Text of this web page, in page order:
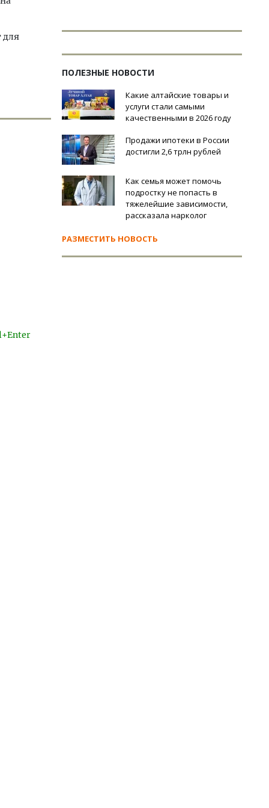
для
ПОЛЕЗНЫЕ НОВОСТИ
Какие алтайские товары и
услуги стали самыми
качественными в 2026 году
Продажи ипотеки в России
достигли 2,6 трлн рублей
Как семья может помочь
подростку не попасть в
тяжелейшие зависимости,
рассказала нарколог
РАЗМЕСТИТЬ НОВОСТЬ